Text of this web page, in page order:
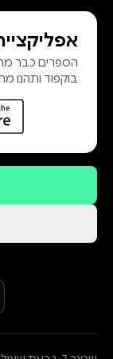
ראשון
של
לבד
הספרים כבר
בוקפוד ותהנו